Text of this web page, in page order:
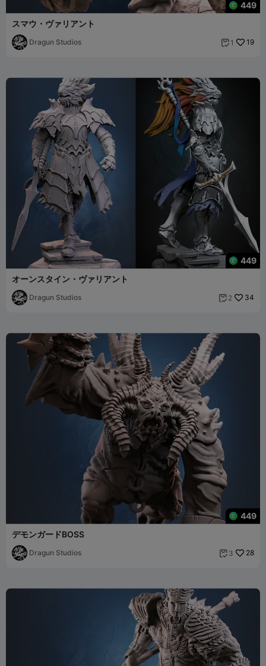
449
スマウ・ヴァリアント
Dragun Studios  1 19
449
オーンスタイン・ヴァリアント
Dragun Studios  2 34
449
デモンガードBOSS
Dragun Studios  3 28